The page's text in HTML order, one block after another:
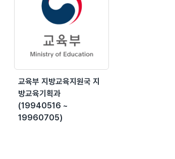
교육부 지방교육지원국 지
방교육기획과
(19940516 ~
19960705)